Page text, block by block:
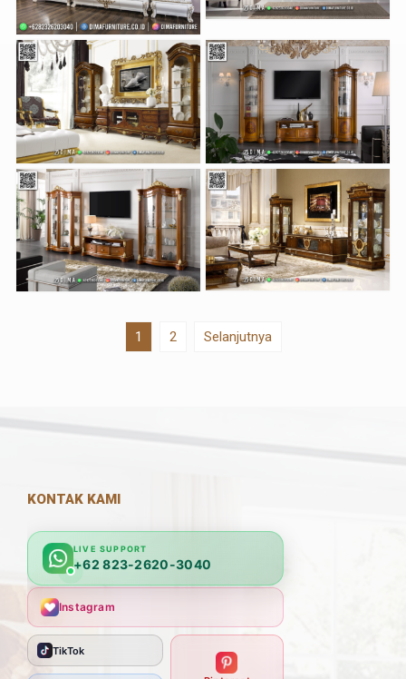
1 2 Selanjutnya
KONTAK KAMI
LIVE SUPPORT
+62 823-2620-3040
Instagram
TikTok